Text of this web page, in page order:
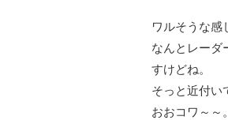
ワルそうな感
なんとレーダ
すけどね。
そっと近付い
おおコワ～～。